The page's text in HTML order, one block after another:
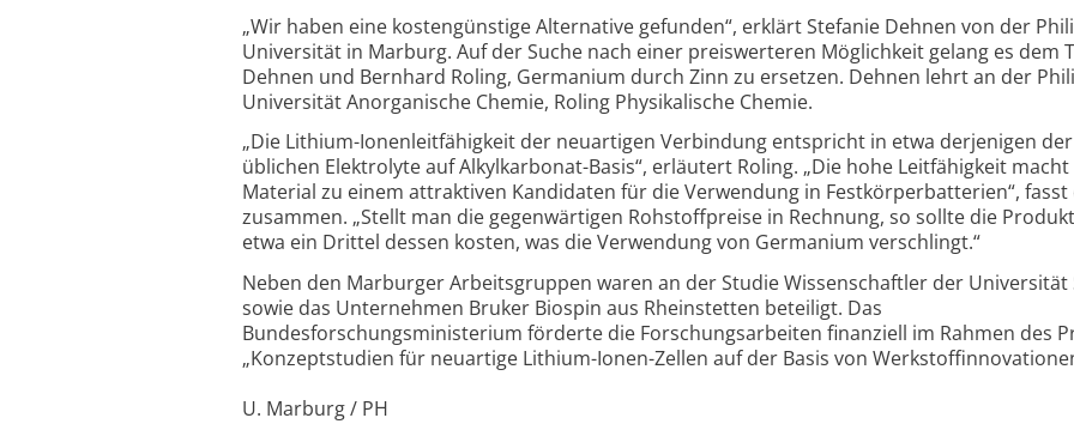
„Wir haben eine kostengünstige Alternative gefunden“, erklärt Stefanie Dehnen von der
Universität in Marburg. Auf der Suche nach einer preiswerteren Möglichkeit gelang es dem
Dehnen und Bernhard Roling, Germanium durch Zinn zu ersetzen. Dehnen lehrt an der
Universität Anorganische Chemie, Roling Physikalische Chemie.
„Die Lithium-Ionenleitfähigkeit der neuartigen Verbindung entspricht in etwa derjenigen der
üblichen Elektrolyte auf Alkylkarbonat-Basis“, erläutert Roling. „Die hohe Leitfähigkeit macht
Material zu einem attraktiven Kandidaten für die Verwendung in Festkörperbatterien“, fasst
zusammen. „Stellt man die gegenwärtigen Rohstoffpreise in Rechnung, so sollte die
etwa ein Drittel dessen kosten, was die Verwendung von Germanium verschlingt.“
Neben den Marburger Arbeitsgruppen waren an der Studie Wissenschaftler der Universität
sowie das Unternehmen Bruker Biospin aus Rheinstetten beteiligt. Das
Bundesforschungsministerium förderte die Forschungsarbeiten finanziell im Rahmen des
„Konzeptstudien für neuartige Lithium-Ionen-Zellen auf der Basis von
U. Marburg / PH